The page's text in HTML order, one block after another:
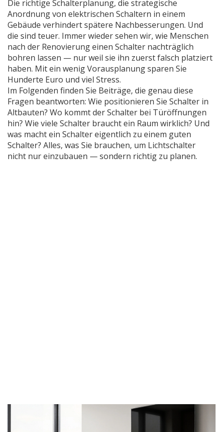
Die richtige Schalterplanung, die strategische
Anordnung von elektrischen Schaltern in einem
Gebäude verhindert spätere Nachbesserungen. Und
die sind teuer. Immer wieder sehen wir, wie Menschen
nach der Renovierung einen Schalter nachträglich
bohren lassen — nur weil sie ihn zuerst falsch platziert
haben. Mit ein wenig Vorausplanung sparen Sie
Hunderte Euro und viel Stress.
Im Folgenden finden Sie Beiträge, die genau diese
Fragen beantworten: Wie positionieren Sie Schalter in
Altbauten? Wo kommt der Schalter bei Türöffnungen
hin? Wie viele Schalter braucht ein Raum wirklich? Und
was macht ein Schalter eigentlich zu einem guten
Schalter? Alles, was Sie brauchen, um Lichtschalter
nicht nur einzubauen — sondern richtig zu planen.